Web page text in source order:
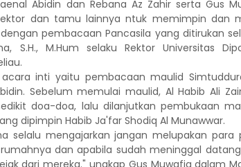
Abidin dan Rebana Az Zahir serta Gus
dan tamulainnya ntuk memimpin dan
pembacaan Pancasila yang ditirukan
S.H., M.Hum selaku Rektor Universitas
acara inti yaitu pembacaan maulid
. Sebelum memulai maulid, Al Habib Ali
doa-doa, lalu dilanjutkan pembukaan
dipimpin Habib Ja'far Shodiq Al Munawwar.
selalu mengajarkan jangan melupakan para
dan apabila sudah meninggal
dari mereka." ungkap Gus Muwafiq dalam